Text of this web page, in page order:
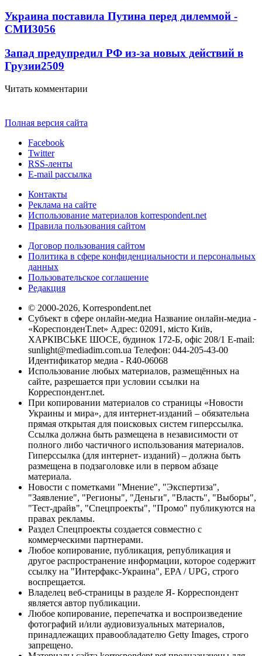
Украина поставила Путина перед дилеммой -
СМИ3056
Запад предупредил РФ из-за новых действий в
Грузии2509
Читать комментарии
Полная версия сайта
Facebook
Twitter
RSS-ленты
E-mail рассылка
Контакты
Реклама на сайте
Использование материалов korrespondent.net
Правила пользования сайтом
Договор пользования сайтом
Политика в сфере конфиденциальности и персональных
данных
Пользовательское соглашение
Редакция
© 2000-2026, Korrespondent.net
Субъект в сфере онлайн-медиа Название онлайн-медиа -
«КореспонденТ.net» Адрес: 02091, місто Київ,
ХАРКІВСЬКЕ ШОСЕ, будинок 172-Б, офіс 208/1 E-mail:
sunlight@mediadim.com.ua Телефон: 044-205-43-00
Идентификатор медиа - R40-06068
Использование любых материалов, размещённых на
сайте, разрешается при условии ссылки на
Корреспондент.net.
При копировании материалов со страницы «Новости
Украины и мира», для интернет-изданий – обязательна
прямая открытая для поисковых систем гиперссылка.
Ссылка должна быть размещена в независимости от
полного либо частичного использования материалов.
Гиперссылка (для интернет- изданий) – должна быть
размещена в подзаголовке или в первом абзаце
материала.
Новости с пометками "Мнение", "Экспертиза",
"Заявление", "Регионы", "Деньги", "Власть", "Выборы",
"Тест-драйв", "Спецпроекты", "Промо" публикуются на
правах рекламы.
Раздел Спецпроекты создается совместно с
коммерческими партнерами.
Любое копирование, публикация, републикация и
другое распространение информации, которое содержит
ссылку на "Интерфакс-Украина", EPA / UPG, строго
воспрещается.
Владелец веб-страницы в разделе Я- Корреспондент
является автор публикации.
Любое копирование, перепечатка и воспроизведение
фотографий и/или аудиовизуальных материалов,
принадлежащих правообладателю Getty Images, строго
запрещено.